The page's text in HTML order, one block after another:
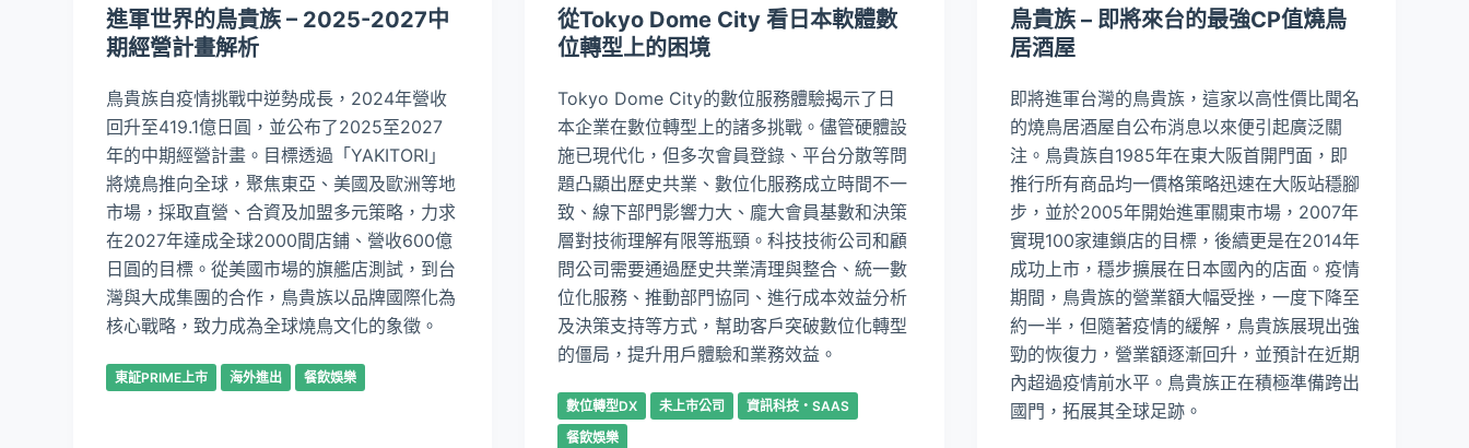
進軍世界的鳥貴族 – 2025-2027中
期經營計畫解析
鳥貴族自疫情挑戰中逆勢成長，2024年營收
回升至419.1億日圓，並公布了2025至2027
年的中期經營計畫。目標透過「YAKITORI」
將燒鳥推向全球，聚焦東亞、美國及歐洲等地
市場，採取直營、合資及加盟多元策略，力求
在2027年達成全球2000間店鋪、營收600億
日圓的目標。從美國市場的旗艦店測試，到台
灣與大成集團的合作，鳥貴族以品牌國際化為
核心戰略，致力成為全球燒鳥文化的象徵。
東証PRIME上市 海外進出 餐飲娛樂
從Tokyo Dome City 看日本軟體數
位轉型上的困境
Tokyo Dome City的數位服務體驗揭示了日
本企業在數位轉型上的諸多挑戰。儘管硬體設
施已現代化，但多次會員登錄、平台分散等問
題凸顯出歷史共業、數位化服務成立時間不一
致、線下部門影響力大、龐大會員基數和決策
層對技術理解有限等瓶頸。科技技術公司和顧
問公司需要通過歷史共業清理與整合、統一數
位化服務、推動部門協同、進行成本效益分析
及決策支持等方式，幫助客戶突破數位化轉型
的僵局，提升用戶體驗和業務效益。
數位轉型DX 未上市公司
資訊科技・SAAS
餐飲娛樂
鳥貴族 – 即將來台的最強CP值燒鳥
居酒屋
即將進軍台灣的鳥貴族，這家以高性價比聞名
的燒鳥居酒屋自公布消息以來便引起廣泛關
注。鳥貴族自1985年在東大阪首開門面，即
推行所有商品均一價格策略迅速在大阪站穩腳
步，並於2005年開始進軍關東市場，2007年
實現100家連鎖店的目標，後續更是在2014年
成功上市，穩步擴展在日本國內的店面。疫情
期間，鳥貴族的營業額大幅受挫，一度下降至
約一半，但隨著疫情的緩解，鳥貴族展現出強
勁的恢復力，營業額逐漸回升，並預計在近期
內超過疫情前水平。鳥貴族正在積極準備跨出
國門，拓展其全球足跡。